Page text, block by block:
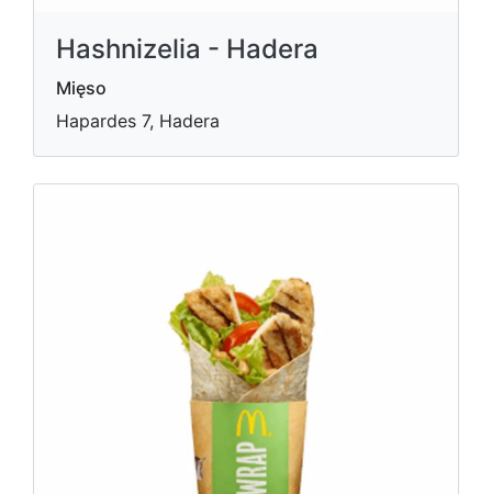
Hashnizelia - Hadera
Mięso
Hapardes 7, Hadera